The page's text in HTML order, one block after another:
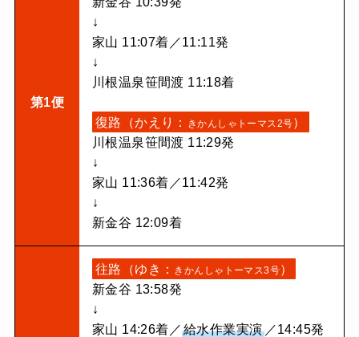
第1便
↓
家山 11:07着／11:11発
↓
川根温泉笹間渡 11:18着
復路（かえり： きかんしゃトーマス2号）
川根温泉笹間渡 11:29発
↓
家山 11:36着／11:42発
↓
新金谷 12:09着
往路（ゆき： きかんしゃトーマス3号）
新金谷 13:58発
↓
家山 14:26着／給水作業実演／14:45発